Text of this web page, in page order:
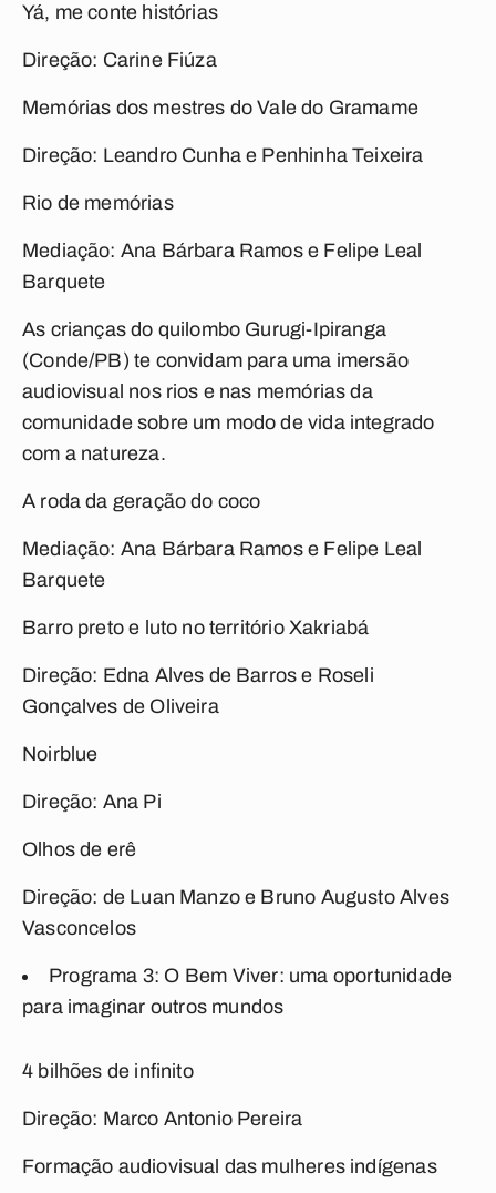
Yá, me conte histórias
Direção: Carine Fiúza
Memórias dos mestres do Vale do Gramame
Direção: Leandro Cunha e Penhinha Teixeira
Rio de memórias
Mediação: Ana Bárbara Ramos e Felipe Leal
Barquete
As crianças do quilombo Gurugi-Ipiranga
(Conde/PB) te convidam para uma imersão
audiovisual nos rios e nas memórias da
comunidade sobre um modo de vida integrado
com a natureza.
A roda da geração do coco
Mediação: Ana Bárbara Ramos e Felipe Leal
Barquete
Barro preto e luto no território Xakriabá
Direção: Edna Alves de Barros e Roseli
Gonçalves de Oliveira
Noirblue
Direção: Ana Pi
Olhos de erê
Direção: de Luan Manzo e Bruno Augusto Alves
Vasconcelos
Programa 3: O Bem Viver: uma oportunidade
para imaginar outros mundos
4 bilhões de infinito
Direção: Marco Antonio Pereira
Formação audiovisual das mulheres indígenas